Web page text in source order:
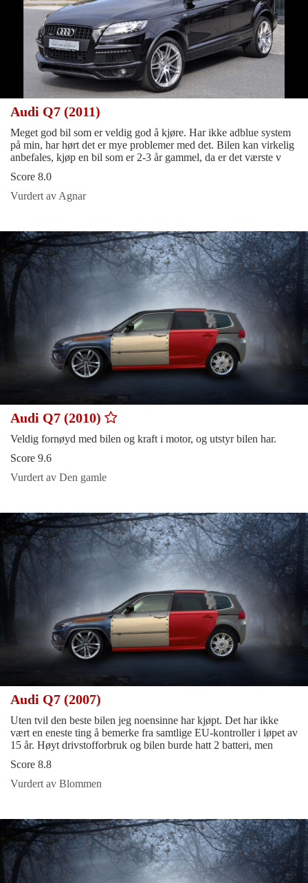
Audi Q7 (2011)
Meget god bil som er veldig god å kjøre. Har ikke adblue system
på min, har hørt det er mye problemer med det. Bilen kan virkelig
anbefales, kjøp en bil som er 2-3 år gammel, da er det værste v
Score 8.0
Vurdert av Agnar
Audi Q7 (2010)
Veldig fornøyd med bilen og kraft i motor, og utstyr bilen har.
Score 9.6
Vurdert av Den gamle
Audi Q7 (2007)
Uten tvil den beste bilen jeg noensinne har kjøpt. Det har ikke
vært en eneste ting å bemerke fra samtlige EU-kontroller i løpet av
15 år. Høyt drivstofforbruk og bilen burde hatt 2 batteri, men
Score 8.8
Vurdert av Blommen